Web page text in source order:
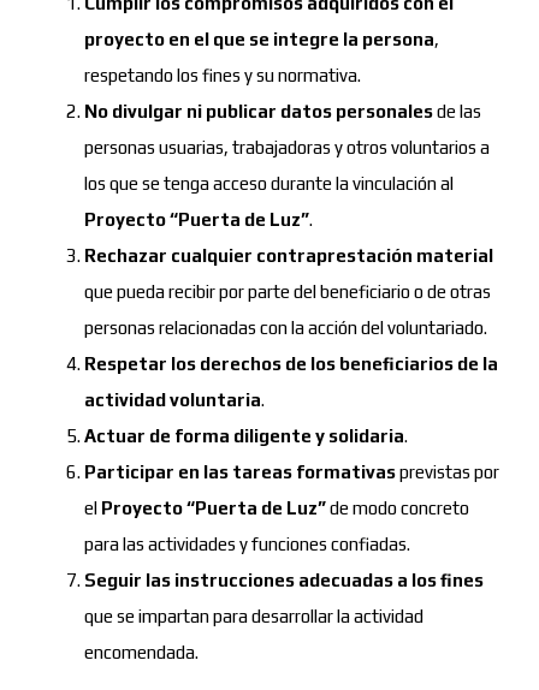
proyecto en el que se integre la persona,
respetando los fines y su normativa.
No divulgar ni publicar datos personalesde las
personas usuarias, trabajadoras y otros voluntarios a
los que se tenga acceso durante la vinculación al
Proyecto “Puerta de Luz”.
Rechazar cualquier contraprestación material
que pueda recibir por parte del beneficiario o de otras
personas relacionadas con la acción del voluntariado.
Respetar los derechos de los beneficiarios de la
actividad voluntaria.
Actuar de forma diligente y solidaria.
Participar en las tareas formativasprevistas por
el Proyecto “Puerta de Luz”de modo concreto
para las actividades y funciones confiadas.
Seguir las instrucciones adecuadas a los fines
que se impartan para desarrollar la actividad
encomendada.